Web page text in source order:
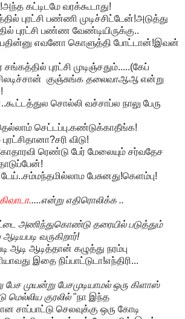
கட்டிடமே வரக்கூடாது!
புரட்சி பண்ணி முடிச்சிட்டேன்!அடுத்து
புரட்சி பண்ண வேண்டியிருக்கு..
எவனோ கொளுத்தி போட்டான்!இவன்
சங்கத்தில் புரட்சி முடிஞ்சதும்.....(கேப்
குஞ்சுங்க தலைவாஆஆ என்று
சொல்லி வச்சாப்ல நாலு பேரு
செட்டப்பு.கண்டுக்காதீங்க!
விடு!
ரெண்டு பேர் மேலையும் சர்வதேச
பேசுனது!கெளம்பு!
....என்று எதிரொலிக்க ..
அணிந்துகொண்டு தரையில் படுத்தும்
வருகிறார்!
ஆடி ஆடித்தான் கழுத்து நரம்பு
இதை நிப்பாட்டுடா!எந்திரி...
முயன்று பேசமுடியாமல் ஒரு கிளாஸ்
மெல்லிய குரலில்"நா இந்த
சாப்பாட்டு செலவுக்கு ஒரு கோடி